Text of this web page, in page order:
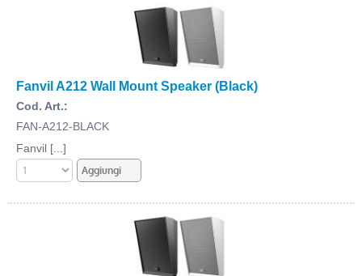
Fanvil A212 Wall Mount Speaker (Black)
Cod. Art.:
FAN-A212-BLACK
Fanvil [...]